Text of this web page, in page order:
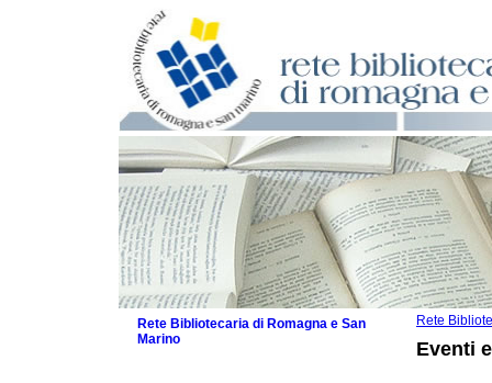
Rete
Eventi
Rete Bibliotecaria di Romagna e San
Marino